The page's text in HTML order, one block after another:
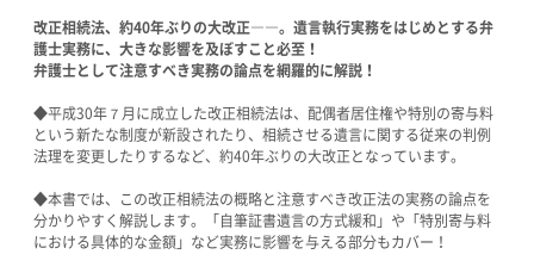
改正相続法、 約40年ぶりの大改正――。遺言執行実務をはじめとする弁
護士実務に、大きな影響を及ぼすこと必至！
弁護士として注意すべき実務の論点を網羅的に解説！
◆平成30年７月に成立した改正相続法は、配偶者居住権や特別の寄与料
という新たな制度が新設されたり、相続させる遺言に関する従来の判例
法理を変更したりするなど、約40年ぶりの大改正となっています。
◆本書では、この改正相続法の概略と注意すべき改正法の実務の論点を
分かりやすく解説します。「自筆証書遺言の方式緩和」や「特別寄与料
における具体的な金額」など実務に影響を与える部分もカバー！